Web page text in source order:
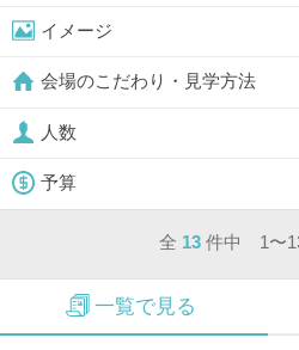
イメージ
会場のこだわり・見学方法
人数
予算
全 13 件中 1〜
一覧で見る